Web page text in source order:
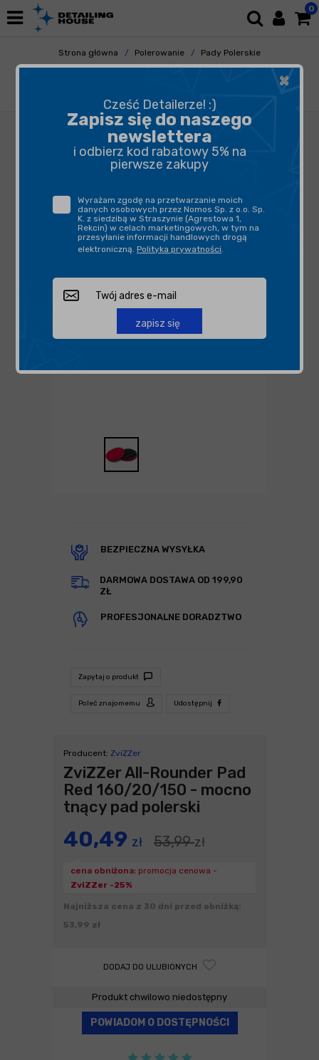
0
Strona główna Polerowanie
Pady Polerskie
Gąbki Polerskie
BEZPIECZNA WYSYŁKA
DARMOWA DOSTAWA OD 199,90
ZŁ
PROFESJONALNE DORADZTWO
Zapytaj o produkt
Poleć znajomemu Udostępnij
Producent: ZviZZer
ZviZZer All-Rounder Pad
Red 160/20/150 - mocno
tnący pad polerski
40,49 zł 53,99zł
cena obniżona: promocja cenowa -
ZviZZer -25%
Najniższa cena z 30 dni przed obniżką:
53,99 zł
DODAJ DO ULUBIONYCH
Produkt chwilowo niedostępny
POWIADOM O DOSTĘPNOŚCI
×
Cześć Detailerze! :)
Zapisz się do naszego
newslettera
i odbierz kod rabatowy 5% na
pierwsze zakupy
Wyrażam zgodę na przetwarzanie moich
danych osobowych przez Nomos Sp. z o.o. Sp.
K. z siedzibą w Straszynie (Agrestowa 1,
Rekcin) w celach marketingowych, w tym na
przesyłanie informacji handlowych drogą
elektroniczną. Polityka prywatności.
zapisz się